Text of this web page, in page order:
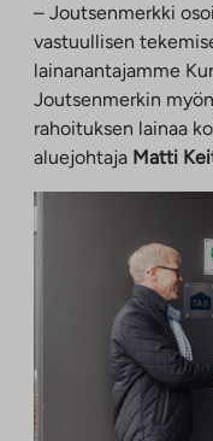
– Joutsenmerkki
vastuullisen
lainanantajamme
Joutsenmerkin
rahoituksen lainaa
aluejohtaja Matti